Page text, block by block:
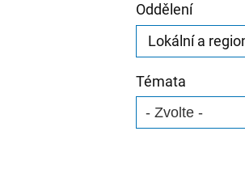
Oddělení
Témata